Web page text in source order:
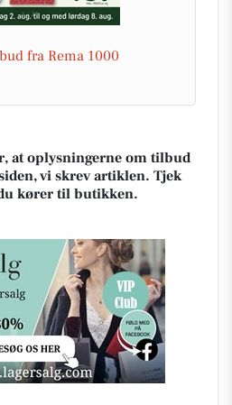
fra Rema 1000
at oplysningerne om tilbud
vi skrev artiklen. Tjek
kører til butikken.